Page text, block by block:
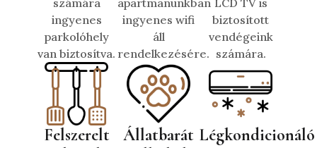
számára
ingyenes
parkolóhely
van biztosítva.
apartmanunkban
ingyenes wifi
áll
rendelkezésére.
LCD TV is
biztosított
vendégeink
számára.
Felszerelt
Állatbarát Légkondicionáló